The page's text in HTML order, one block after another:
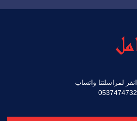
انقر لمراسلتنا واتساب
0537474732